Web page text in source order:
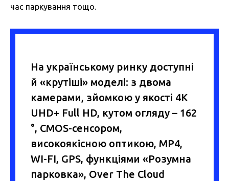
час паркування тощо.
На українському ринку доступні
й «крутіші» моделі: з двома
камерами, зйомкою у якості 4K
UHD+ Full HD, кутом огляду – 162
°, CMOS-сенсором,
високоякісною оптикою, MP4,
WI-FI, GPS, функціями «Розумна
парковка», Over The Cloud